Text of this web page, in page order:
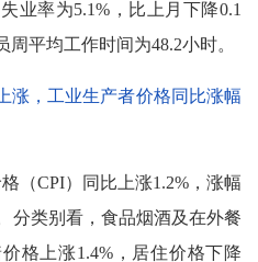
业率为5.1%，比上月下降0.1
平均工作时间为48.2小时。
涨，工业生产者价格同比涨幅
（CPI）同比上涨1.2%，涨幅
分类别看，食品烟酒及在外餐
格上涨1.4%，居住价格下降